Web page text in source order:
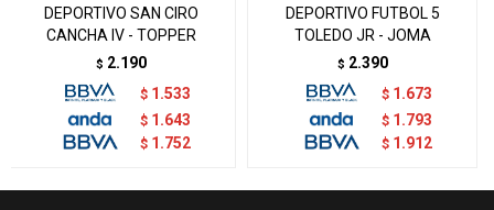
DEPORTIVO SAN CIRO
CANCHA IV - TOPPER
$ 2.190
$ 1.533
$ 1.643
$ 1.752
DEPORTIVO FUTBOL 5
TOLEDO JR - JOMA
$ 2.390
$ 1.673
$ 1.793
$ 1.912